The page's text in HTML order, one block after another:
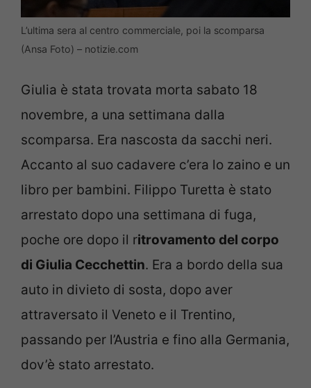
L’ultima sera al centro commerciale, poi la scomparsa
(Ansa Foto) – notizie.com
Giulia è stata trovata morta sabato 18
novembre, a una settimana dalla
scomparsa. Era nascosta da sacchi neri.
Accanto al suo cadavere c’era lo zaino e un
libro per bambini. Filippo Turetta è stato
arrestato dopo una settimana di fuga,
poche ore dopo il ritrovamento del corpo
di Giulia Cecchettin. Era a bordo della sua
auto in divieto di sosta, dopo aver
attraversato il Veneto e il Trentino,
passando per l’Austria e fino alla Germania,
dov’è stato arrestato.